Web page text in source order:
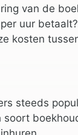
van de
uur
kosten
steeds